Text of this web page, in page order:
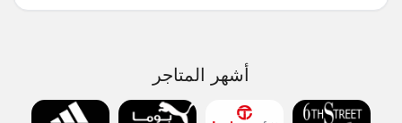
أشهر المتاجر